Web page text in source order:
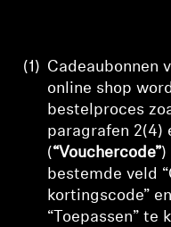
(1) Cadeaubonnen
online shop
bestelproces
paragrafen 2(4)
(“Vouchercode”)
bestemde veld
kortingscode”
“Toepassen” te